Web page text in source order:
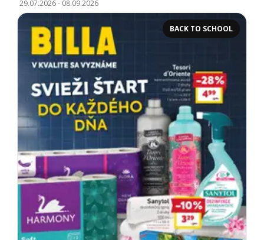
29.07.2026- 08.09.2026
BACK TO SCHOOL